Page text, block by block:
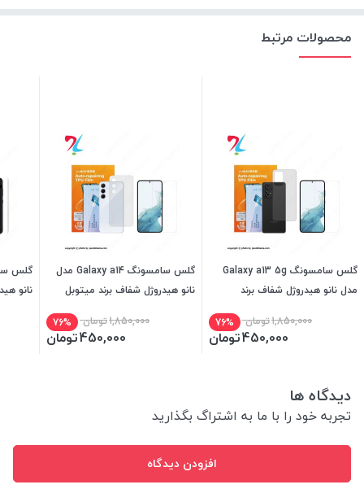
محصولات مرتبط
گلس سامسونگ Galaxy a13 5g
مدل نانو هیدروژل شفاف برند
1,850,000تومان 76%
450,000تومان
گلس سامسونگ Galaxy a14 مدل
نانو هیدروژل شفاف برند میتوبل
1,850,000تومان 76%
450,000تومان
نانو
دیدگاه ها
تجربه خود را با ما به اشتراگ بگذارید
افزودن دیدگاه